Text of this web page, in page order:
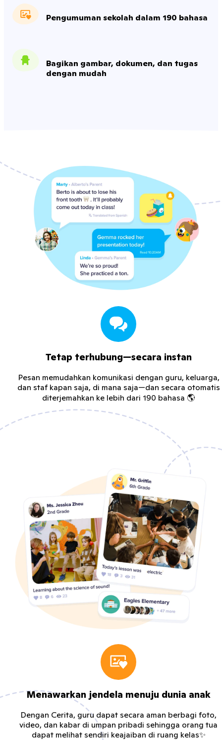
Pengumuman sekolah dalam 190 bahasa
Bagikan gambar, dokumen, dan tugas
dengan mudah
Tetap terhubung—secara instan
Pesan memudahkan komunikasi dengan guru, keluarga,
dan staf kapan saja, di mana saja—dan secara otomatis
diterjemahkan ke lebih dari 190 bahasa 🌎
Menawarkan jendela menuju dunia anak
Dengan Cerita, guru dapat secara aman berbagi foto,
video, dan kabar di umpan pribadi sehingga orang tua
dapat melihat sendiri keajaiban di ruang kelas✨